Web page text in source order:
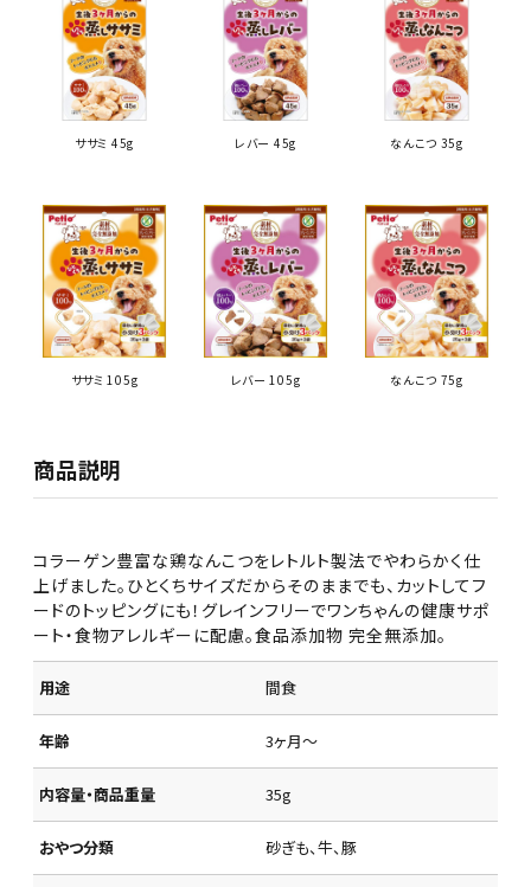
ササミ 45g レバー 45g なんこつ 35g
ササミ 105g レバー 105g なんこつ 75g
商品説明
コラーゲン豊富な鶏なんこつをレトルト製法でやわらかく仕
上げました。ひとくちサイズだからそのままでも、カットしてフ
ードのトッピングにも！グレインフリーでワンちゃんの健康サポ
ート・食物アレルギーに配慮。食品添加物 完全無添加。
用途 間食
年齢 3ヶ月～
内容量・商品重量 35g
おやつ分類 砂ぎも、牛、豚